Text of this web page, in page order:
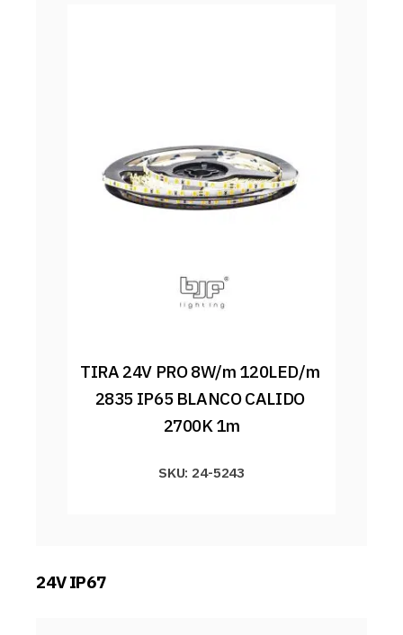
TIRA 24V PRO 8W/m 120LED/m
2835 IP65 BLANCO CALIDO
2700K 1m
SKU: 24-5243
24V IP67